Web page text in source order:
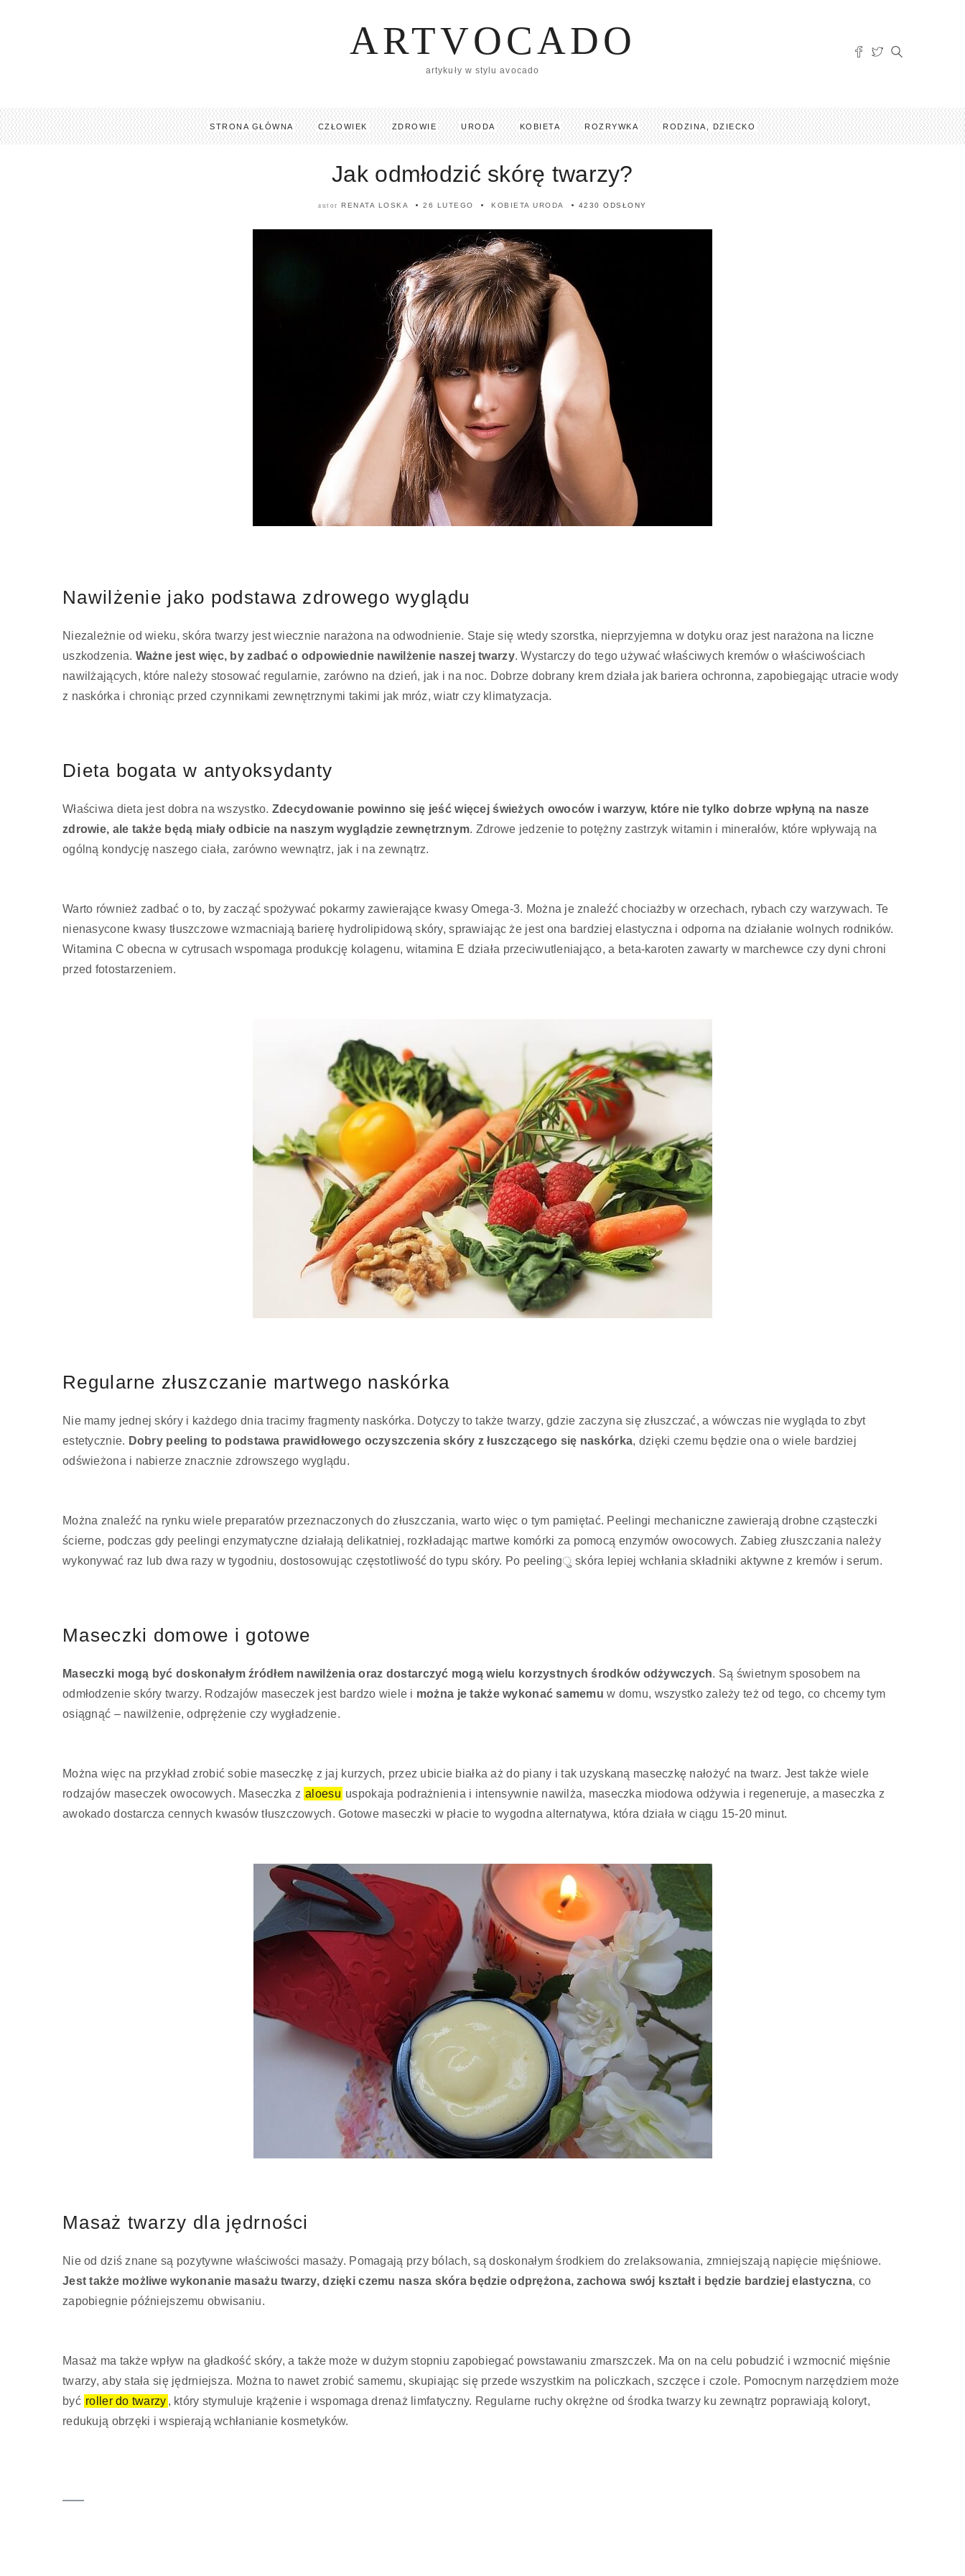
ARTVOCADO
artykuły w stylu avocado
STRONA GŁÓWNA CZŁOWIEK ZDROWIE URODA KOBIETA ROZRYWKA RODZINA, DZIECKO
Jak odmłodzić skórę twarzy?
autor RENATA LOSKA 26 LUTEGO KOBIETA URODA 4230 ODSŁONY
Nawilżenie jako podstawa zdrowego wyglądu
Niezależnie od wieku, skóra twarzy jest wiecznie narażona na odwodnienie. Staje się wtedy szorstka, nieprzyjemna w dotyku oraz jest narażona na liczne
uszkodzenia. Ważne jest więc, by zadbać o odpowiednie nawilżenie naszej twarzy. Wystarczy do tego używać właściwych kremów o właściwościach
nawilżających, które należy stosować regularnie, zarówno na dzień, jak i na noc. Dobrze dobrany krem działa jak bariera ochronna, zapobiegając utracie wody
z naskórka i chroniąc przed czynnikami zewnętrznymi takimi jak mróz, wiatr czy klimatyzacja.
Dieta bogata w antyoksydanty
Właściwa dieta jest dobra na wszystko. Zdecydowanie powinno się jeść więcej świeżych owoców i warzyw, które nie tylko dobrze wpłyną na nasze
zdrowie, ale także będą miały odbicie na naszym wyglądzie zewnętrznym. Zdrowe jedzenie to potężny zastrzyk witamin i minerałów, które wpływają na
ogólną kondycję naszego ciała, zarówno wewnątrz, jak i na zewnątrz.
Warto również zadbać o to, by zacząć spożywać pokarmy zawierające kwasy Omega-3. Można je znaleźć chociażby w orzechach, rybach czy warzywach. Te
nienasycone kwasy tłuszczowe wzmacniają barierę hydrolipidową skóry, sprawiając że jest ona bardziej elastyczna i odporna na działanie wolnych rodników.
Witamina C obecna w cytrusach wspomaga produkcję kolagenu, witamina E działa przeciwutleniająco, a beta-karoten zawarty w marchewce czy dyni chroni
przed fotostarzeniem.
Regularne złuszczanie martwego naskórka
Nie mamy jednej skóry i każdego dnia tracimy fragmenty naskórka. Dotyczy to także twarzy, gdzie zaczyna się złuszczać, a wówczas nie wygląda to zbyt
estetycznie. Dobry peeling to podstawa prawidłowego oczyszczenia skóry z łuszczącego się naskórka, dzięki czemu będzie ona o wiele bardziej
odświeżona i nabierze znacznie zdrowszego wyglądu.
Można znaleźć na rynku wiele preparatów przeznaczonych do złuszczania, warto więc o tym pamiętać. Peelingi mechaniczne zawierają drobne cząsteczki
ścierne, podczas gdy peelingi enzymatyczne działają delikatniej, rozkładając martwe komórki za pomocą enzymów owocowych. Zabieg złuszczania należy
wykonywać raz lub dwa razy w tygodniu, dostosowując częstotliwość do typu skóry. Po peelingु skóra lepiej wchłania składniki aktywne z kremów i serum.
Maseczki domowe i gotowe
Maseczki mogą być doskonałym źródłem nawilżenia oraz dostarczyć mogą wielu korzystnych środków odżywczych. Są świetnym sposobem na
odmłodzenie skóry twarzy. Rodzajów maseczek jest bardzo wiele i można je także wykonać samemu w domu, wszystko zależy też od tego, co chcemy tym
osiągnąć – nawilżenie, odprężenie czy wygładzenie.
Można więc na przykład zrobić sobie maseczkę z jaj kurzych, przez ubicie białka aż do piany i tak uzyskaną maseczkę nałożyć na twarz. Jest także wiele
rodzajów maseczek owocowych. Maseczka z aloesu uspokaja podrażnienia i intensywnie nawilża, maseczka miodowa odżywia i regeneruje, a maseczka z
awokado dostarcza cennych kwasów tłuszczowych. Gotowe maseczki w płacie to wygodna alternatywa, która działa w ciągu 15-20 minut.
Masaż twarzy dla jędrności
Nie od dziś znane są pozytywne właściwości masaży. Pomagają przy bólach, są doskonałym środkiem do zrelaksowania, zmniejszają napięcie mięśniowe.
Jest także możliwe wykonanie masażu twarzy, dzięki czemu nasza skóra będzie odprężona, zachowa swój kształt i będzie bardziej elastyczna, co
zapobiegnie późniejszemu obwisaniu.
Masaż ma także wpływ na gładkość skóry, a także może w dużym stopniu zapobiegać powstawaniu zmarszczek. Ma on na celu pobudzić i wzmocnić mięśnie
twarzy, aby stała się jędrniejsza. Można to nawet zrobić samemu, skupiając się przede wszystkim na policzkach, szczęce i czole. Pomocnym narzędziem może
być roller do twarzy , który stymuluje krążenie i wspomaga drenaż limfatyczny. Regularne ruchy okrężne od środka twarzy ku zewnątrz poprawiają koloryt,
redukują obrzęki i wspierają wchłanianie kosmetyków.